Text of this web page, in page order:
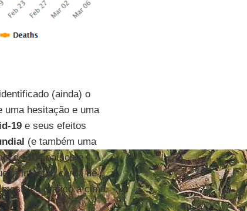
(ainda) o
hesitação e uma
19e seus efeitos
(e também uma
de 104 países e
já infectou cerca de
o gráfico a cima.